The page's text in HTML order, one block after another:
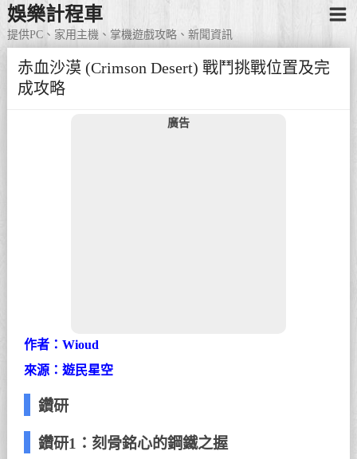
娛樂計程車
提供PC、家用主機、掌機遊戲攻略、新聞資訊
赤血沙漠 (Crimson Desert) 戰鬥挑戰位置及完
成攻略
廣告
作者：Wioud
來源：遊民星空
鑽研
鑽研1：刻骨銘心的鋼鐵之握